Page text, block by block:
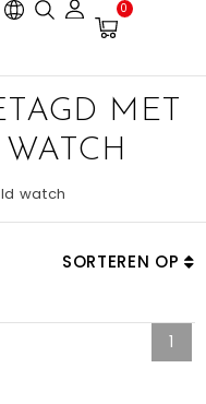
0
MET
watch
SORTEREN OP
1